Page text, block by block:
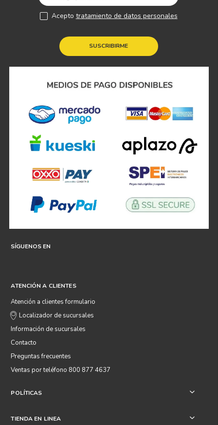
SUSCRIBIRME
Acepto tratamiento de datos personales
SÍGUENOS EN
ATENCIÓN A CLIENTES
Atención a clientes formulario
Localizador de sucursales
Información de sucursales
Contacto
Preguntas frecuentes
Ventas por teléfono 800 877 4637
POLÍTICAS +
TIENDA EN LINEA +